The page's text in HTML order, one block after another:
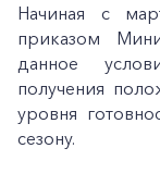
Начиная с
приказом
данное
получения
уровня
сезону.